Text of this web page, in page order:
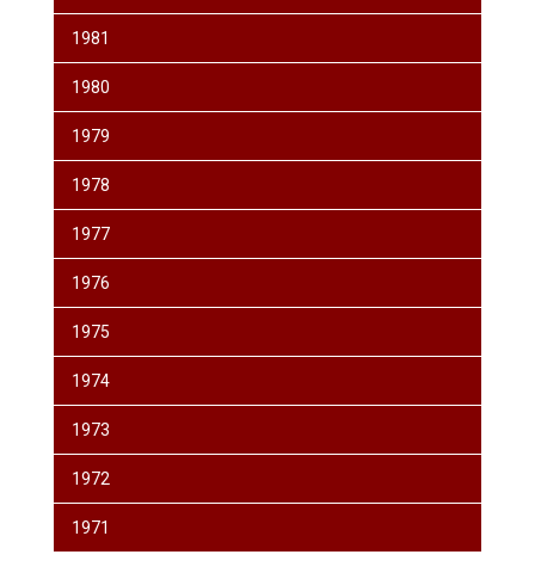
1981
1980
1979
1978
1977
1976
1975
1974
1973
1972
1971